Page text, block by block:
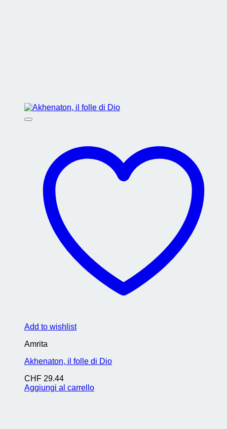
Add to wishlist
Amrita
Akhenaton, il folle di Dio
CHF 29.44
Aggiungi al carrello